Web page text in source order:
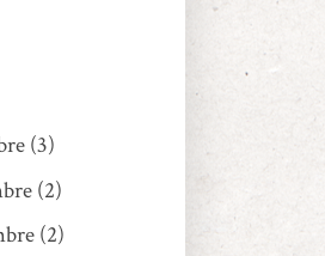
(3)
(2)
(2)